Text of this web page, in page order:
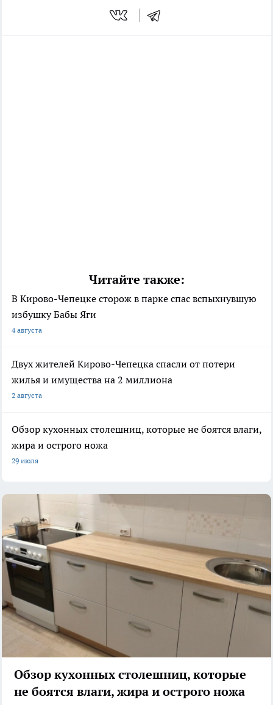
Читайте также:
В Кирово-Чепецке сторож в парке спас вспыхнувшую
избушку Бабы Яги
4 августа
Двух жителей Кирово-Чепецка спасли от потери
жилья и имущества на 2 миллиона
2 августа
Обзор кухонных столешниц, которые не боятся влаги,
жира и острого ножа
29 июля
Обзор кухонных столешниц, которые
не боятся влаги, жира и острого ножа